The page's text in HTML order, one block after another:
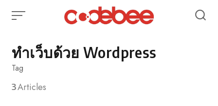
ทำเว็บด้วย Wordpress
Tag
3Articles